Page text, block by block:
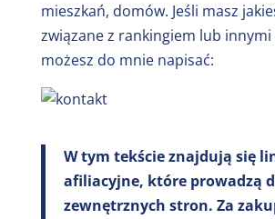
mieszkań, domów. Jeśli masz
związane z rankingiem lub
możesz do mnie napisać:
W tym tekście znajdują się
afiliacyjne, które prowadzą
zewnętrznych stron. Za